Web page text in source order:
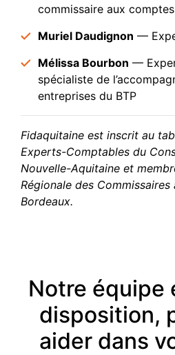
commissaire aux comptes
Muriel Daudignon —
Mélissa Bourbon —
spécialiste de
entreprises du BTP
Fidaquitaine est inscrit au
Experts-Comptables du
Nouvelle-Aquitaine et
Régionale des
Bordeaux.
Notre équipe
disposition,
aider dans